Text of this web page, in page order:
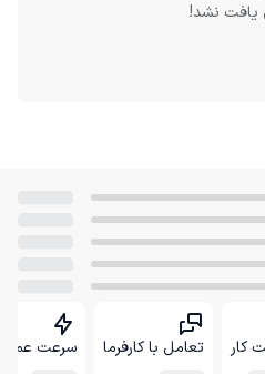
یافت نشد!
کار تعامل با کارفرما سرعت عمل